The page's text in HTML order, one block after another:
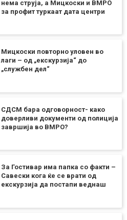
нема струја, а Мицкоски и ВМРО
за профит туркаат дата центри
Мицкоски повторно уловен во
лаги – од „екскурзија“ до
„службен дел“
СДСМ бара одговорност- како
доверливи документи од полиција
завршија во ВМРО?
За Гостивар има папка со факти –
Савески кога ќе се врати од
екскурзија да постапи веднаш